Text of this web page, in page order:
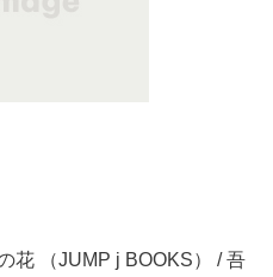
花 （JUMP j BOOKS） / 吾